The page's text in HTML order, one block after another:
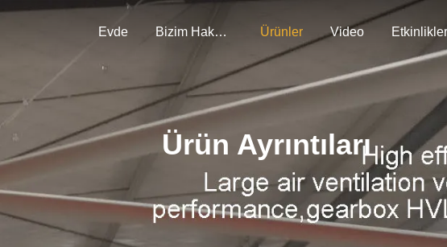
Evde Bizim Hakkımızda Ürünler Video Etkinlikler
Ürün Ayrıntıları